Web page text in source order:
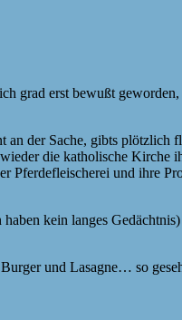
grad erst bewußt
der Sache, gibts plötzlich
die katholische
und ihre
kein langes
und Lasagne… so